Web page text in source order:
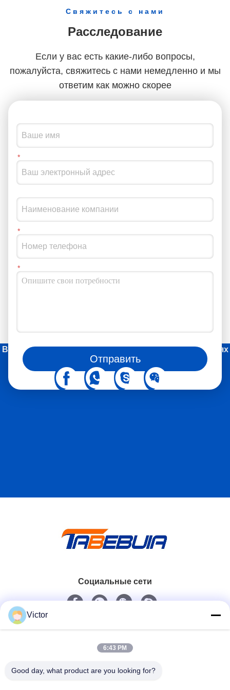
определенного радиоаппаратура и различные параметры
функциональных возможностей.Эта система может
моделировать базовую станцию, терминал и основную
сеть, соблюдая при этом соответствующие спецификации
коммерческим оборудованием (таким как коммерческие
терминалы и основные сети) и позволяет вторичную
показана архитектура системы LTE, состоящая из трех
частей: базовой сети (EPC), базовой станции (eNB) и
пользователя (UE).Каждая часть реализует свои
соответствующие функции в соответствии с протоколом
3GPP LTEНа стороне UE архитектура включает в себя такие
нисходящей связи через воздушный интерфейс.В середине
интерфейс с UE и интерфейсы S1-U и S1-MME с основной
NR. Радиоинтерфейс 5G наследует стек протокола 4G, с
дополнительным слоем SDAP, введенным в плоскость
пользователя для обозначения качества обслуживания
(QoS).Архитектура системы 5G также разделена на три
Свяжитесь с нами
Расследование
Если у вас есть какие-либо вопросы,
пожалуйста, свяжитесь с нами немедленно и мы
ответим как можно скорее
Отправить
Вы также можете следить за нами в социальных сетях
Социальные сети
Victor
6:43 PM
Good day, what product are you looking for?